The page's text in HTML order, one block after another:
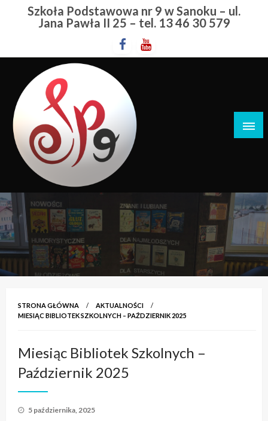
PrzejdźSzkoła Podstawowa nr 9 w Sanoku – ul.
Jana Pawła II 25 – tel. 13 46 30 579
Szkoła Podstawowa nr 9 w Sanoku
STRONA GŁÓWNA
AKTUALNOŚCI
MIESIĄC BIBLIOTEK SZKOLNYCH – PAŹDZIERNIK 2025
Miesiąc Bibliotek Szkolnych –
Październik 2025
Opublikowane
5 października, 2025